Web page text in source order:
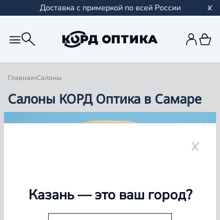
Доставка с примеркой по всей России
Главная Салоны
Салоны КОРД Оптика в Самаре
Группа компаний «Корд Оптика» - это более 100
Казань— это ваш город?